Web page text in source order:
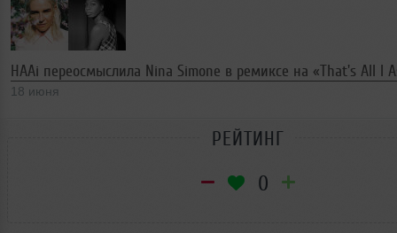
HAAi переосмыслила Nina Simone в ремиксе на «That's All I
18 июня
РЕЙТИНГ
0